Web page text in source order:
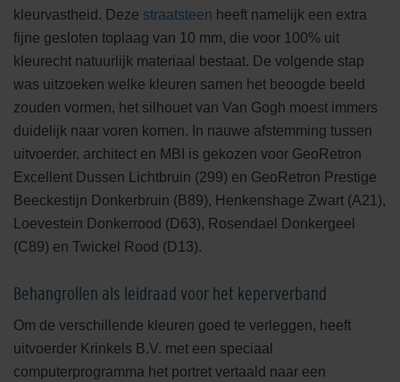
GeoRetron Prestige Loevestein
Bekijk product
GeoRetron Prestige Donkerbruin
GeoSteen®
Bekijk product
GeoRetron Prestige Oxydzwart
GeoSteen®
Bekijk product
kleurvastheid. Deze straatsteen heeft namelijk een extra
fijne gesloten toplaag van 10 mm, die voor 100% uit
kleurecht natuurlijk materiaal bestaat. De volgende stap
was uitzoeken welke kleuren samen het beoogde beeld
zouden vormen, het silhouet van Van Gogh moest immers
duidelijk naar voren komen. In nauwe afstemming tussen
uitvoerder, architect en MBI is gekozen voor GeoRetron
Excellent Dussen Lichtbruin (299) en GeoRetron Prestige
Beeckestijn Donkerbruin (B89), Henkenshage Zwart (A21),
Loevestein Donkerrood (D63), Rosendael Donkergeel
(C89) en Twickel Rood (D13).
Behangrollen als leidraad voor het keperverband
Om de verschillende kleuren goed te verleggen, heeft
uitvoerder Krinkels B.V. met een speciaal
computerprogramma het portret vertaald naar een